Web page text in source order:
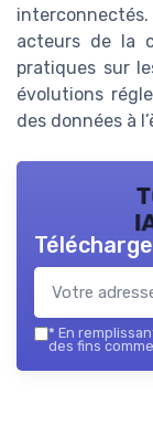
acteurs de la
pratiques sur
évolutions
des données à
* En
des fins